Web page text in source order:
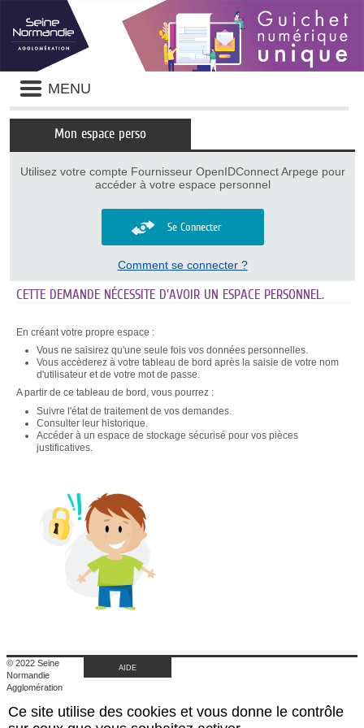
Liste
des
avertissements
MENU
Mon espace perso
Utilisez votre compte Fournisseur OpenIDConnect Arpege pour
accéder à votre espace personnel
Se Connecter
Comment se connecter ?
CETTE DEMANDE NÉCESSITE D'AVOIR UN ESPACE PERSONNEL.
En créant votre propre espace :
Vous ne saisirez qu'une seule fois vos données personnelles.
Vous accèderez à votre tableau de bord après la saisie de votre nom
d'utilisateur et de votre mot de passe.
A partir de ce tableau de bord, vous pourrez :
Suivre l'état de traitement de vos demandes.
Consulter leur historique.
Accéder à un espace de stockage sécurisé pour vos pièces
justificatives.
© 2022 Seine
Normandie
Agglomération
Retour au site de
l'agglomération
AIDE
Panneau de gestion des cookies
Ce site utilise des cookies et vous donne le contrôle